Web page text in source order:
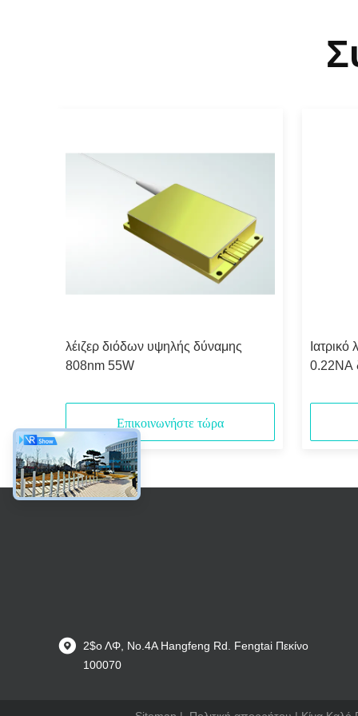
λέιζερ διόδων υψηλής δύναμης
808nm 55W
Επικοινωνήστε τώρα
0.22NA
2$ο ΛΦ, No.4A Hangfeng Rd. Fengtai Πεκίνο
100070